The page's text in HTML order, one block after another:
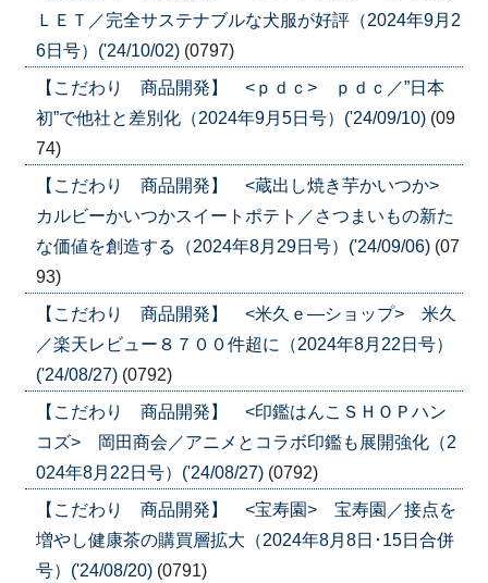
ＬＥＴ／完全サステナブルな犬服が好評（2024年9月2
6日号）('24/10/02) (0797)
【こだわり 商品開発】 <ｐｄｃ> ｐｄｃ／”日本
初”で他社と差別化（2024年9月5日号）('24/09/10) (09
74)
【こだわり 商品開発】 <蔵出し焼き芋かいつか>
カルビーかいつかスイートポテト／さつまいもの新た
な価値を創造する（2024年8月29日号）('24/09/06) (07
93)
【こだわり 商品開発】 <米久ｅ―ショップ> 米久
／楽天レビュー８７００件超に（2024年8月22日号）
('24/08/27) (0792)
【こだわり 商品開発】 <印鑑はんこＳＨＯＰハン
コズ> 岡田商会／アニメとコラボ印鑑も展開強化（2
024年8月22日号）('24/08/27) (0792)
【こだわり 商品開発】 <宝寿園> 宝寿園／接点を
増やし健康茶の購買層拡大（2024年8月8日･15日合併
号）('24/08/20) (0791)